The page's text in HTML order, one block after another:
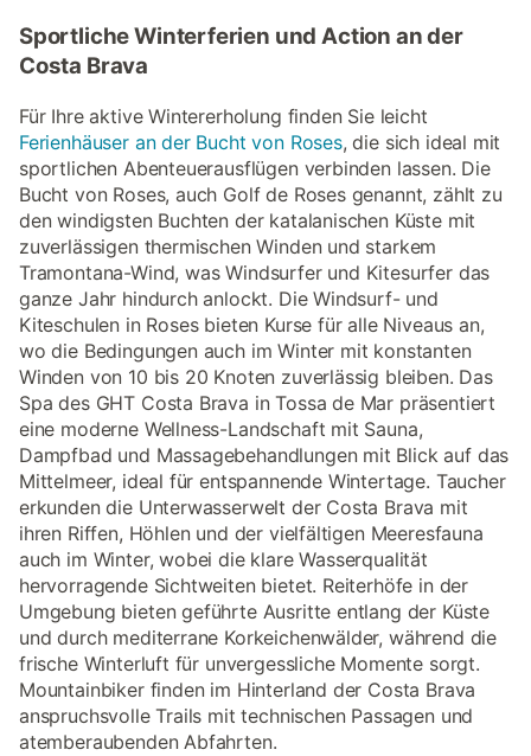
Sportliche Winterferien und Action an der
Costa Brava
Für Ihre aktive Wintererholung finden Sie leicht
Ferienhäuser an der Bucht von Roses, die sich ideal mit
sportlichen Abenteuerausflügen verbinden lassen. Die
Bucht von Roses, auch Golf de Roses genannt, zählt zu
den windigsten Buchten der katalanischen Küste mit
zuverlässigen thermischen Winden und starkem
Tramontana-Wind, was Windsurfer und Kitesurfer das
ganze Jahr hindurch anlockt. Die Windsurf- und
Kiteschulen in Roses bieten Kurse für alle Niveaus an,
wo die Bedingungen auch im Winter mit konstanten
Winden von 10 bis 20 Knoten zuverlässig bleiben. Das
Spa des GHT Costa Brava in Tossa de Mar präsentiert
eine moderne Wellness-Landschaft mit Sauna,
Dampfbad und Massagebehandlungen mit Blick auf das
Mittelmeer, ideal für entspannende Wintertage. Taucher
erkunden die Unterwasserwelt der Costa Brava mit
ihren Riffen, Höhlen und der vielfältigen Meeresfauna
auch im Winter, wobei die klare Wasserqualität
hervorragende Sichtweiten bietet. Reiterhöfe in der
Umgebung bieten geführte Ausritte entlang der Küste
und durch mediterrane Korkeichenwälder, während die
frische Winterluft für unvergessliche Momente sorgt.
Mountainbiker finden im Hinterland der Costa Brava
anspruchsvolle Trails mit technischen Passagen und
atemberaubenden Abfahrten.